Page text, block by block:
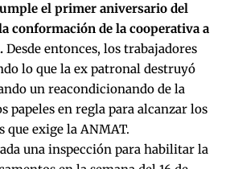
el primer aniversario del
conformación de la cooperativa a
Desde entonces, los trabajadores
lo que la ex patronal destruyó
un reacondicionando de la
papeles en regla para alcanzar los
que exige la ANMAT.
una inspección para habilitar la